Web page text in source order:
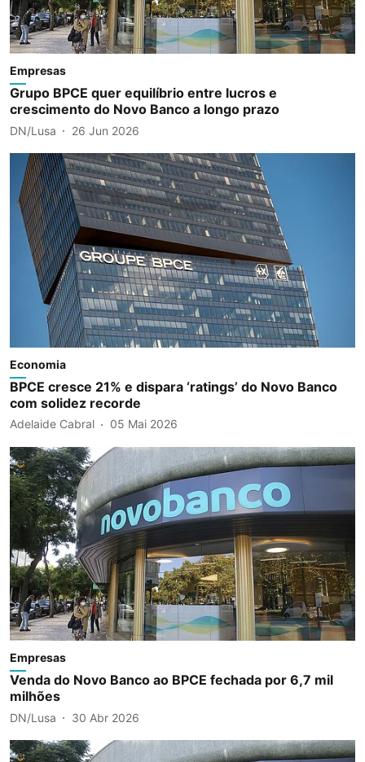
Empresas
Grupo BPCE quer equilíbrio entre lucros e
crescimento do Novo Banco a longo prazo
DN/Lusa 26 Jun 2026
Economia
BPCE cresce 21% e dispara ‘ratings’ do Novo Banco
com solidez recorde
Adelaide Cabral 05 Mai 2026
Empresas
Venda do Novo Banco ao BPCE fechada por 6,7 mil
milhões
DN/Lusa 30 Abr 2026